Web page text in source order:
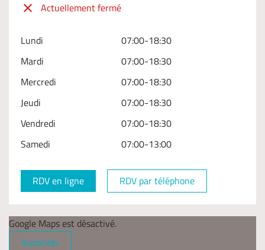
Actuellement fermé
Lundi
07:00-18:30
Mardi
07:00-18:30
Mercredi
07:00-18:30
Jeudi
07:00-18:30
Vendredi
07:00-18:30
Samedi
07:00-13:00
RDV en ligne RDV par téléphone
Google Maps est désactivé.
Autoriser